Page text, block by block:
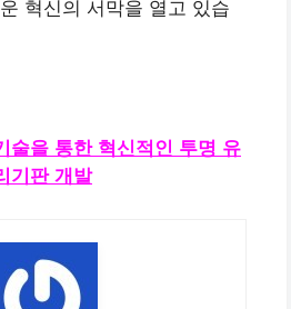
혁신의 서막을 열고 있습
술을 통한 혁신적인 투명 유
기판 개발